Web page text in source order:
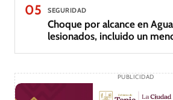
05 SEGURIDAD
Choque por alcance en
lesionados, incluido un
PUBLICIDAD